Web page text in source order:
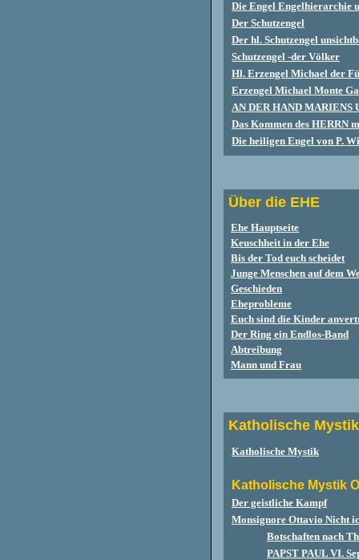
Die Engel Engelhierarchie
Der Schutzengel
Der hl. Schutzengel
Schutzengel -der Völker
Hl. Erzengel Michael der
Erzengel Michael Monte
AN DER HAND MARIENS
Das Kommen des HERRN
Die heiligen Engel von P.
Über die EHE
Ehe Hauptseite
Keuschheit in der Ehe
Bis der Tod euch scheidet
Junge Menschen auf dem
Geschieden
Eheprobleme
Euch sind die Kinder
Der Ring ein Endlos-Band
Abtreibung
Mann und Frau
Katholische Mystik
Katholische Mystik
Katholische Mystik
Der geistliche Kampf
Monsignore Ottavio Nicht
Botschaften nach
PAPST PAUL VI.